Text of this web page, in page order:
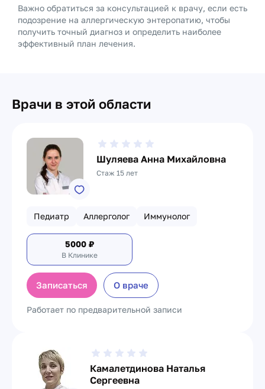
Важно обратиться за консультацией к врачу, если есть
подозрение на аллергическую энтеропатию, чтобы
получить точный диагноз и определить наиболее
эффективный план лечения.
Врачи в этой области
Шуляева Анна Михайловна
Стаж 15 лет
Педиатр Аллерголог Иммунолог
5000 ₽
В Клинике
Записаться О враче
Работает по предварительной записи
Камалетдинова Наталья
Сергеевна